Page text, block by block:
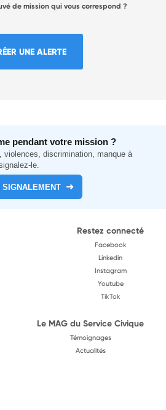
de mission qui vous correspond ?
UNE ALERTE
pendant votre mission ?
violences, discrimination, manque à
le.
SIGNALEMENT
Restez connecté
Facebook
Linkedin
Instagram
Youtube
TikTok
Le MAG du Service Civique
Témoignages
Actualités